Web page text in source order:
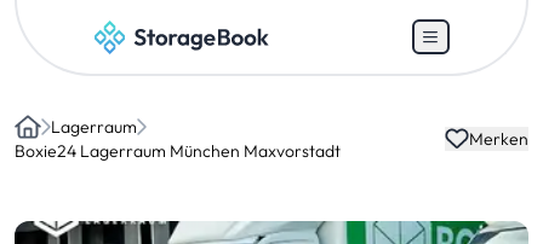
Home
Lagerraum
Boxie24 Lagerraum München Maxvorstadt
Merken